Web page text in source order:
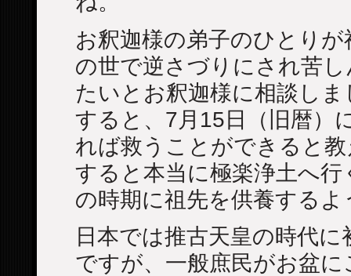
お釈迦様の弟子のひとり
の世で逆さづりにされ苦
たいとお釈迦様に相談しま
すると、7月15日（旧暦）
れば救うことができると
すると本当に極楽浄土へ
の時期に祖先を供養する
日本では推古天皇の時代
ですが、一般庶民がお盆